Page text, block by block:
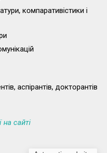
компаративістики і
аспірантів, докторантів
сайті